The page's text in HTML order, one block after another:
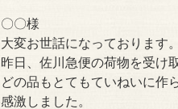
〇〇様
大変お世話になっております
昨日、佐川急便の荷物を受け
どの品もとてもていねいに作
感激しました。